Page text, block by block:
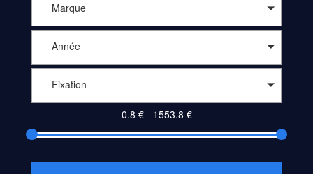
Marque
Année
Fixation